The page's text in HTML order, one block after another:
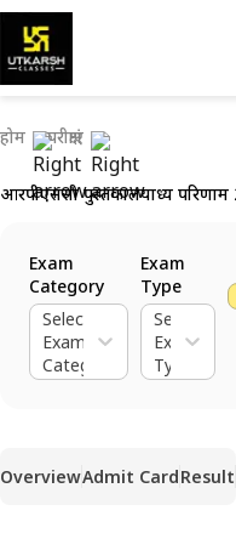
होम परीक्षाएं
Exam
Category
Select
Exam
Category
Exam
Type
Select
Exam
Type
OverviewAdmit CardResult